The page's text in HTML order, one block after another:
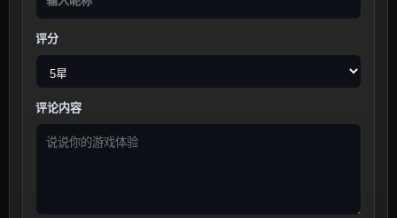
评分
评论内容